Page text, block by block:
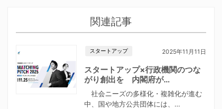
関連記事
スタートアップ 2025年11月11日
スタートアップ×行政機関のつな
がり創出を 内閣府が…
社会ニーズの多様化・複雑化が進む
中、国や地方公共団体には、…